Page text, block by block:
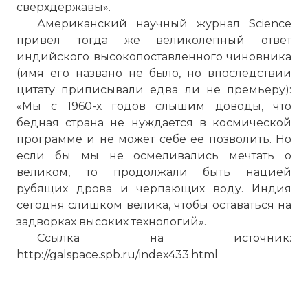
сверхдержавы».
Американский научный журнал Science
привел тогда же великолепный ответ
индийского высокопоставленного чиновника
(имя его названо не было, но впоследствии
цитату приписывали едва ли не премьеру):
«Мы с 1960-х годов слышим доводы, что
бедная страна не нуждается в космической
программе и не может себе ее позволить. Но
если бы мы не осмеливались мечтать о
великом, то продолжали быть нацией
рубящих дрова и черпающих воду. Индия
сегодня слишком велика, чтобы оставаться на
задворках высоких технологий».
Ссылка на источник:
http://galspace.spb.ru/index433.html